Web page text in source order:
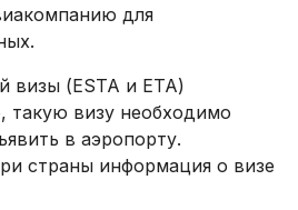
для
визы (ESTA и ETA)
такую визу необходимо
в аэропорту.
страны информация о визе